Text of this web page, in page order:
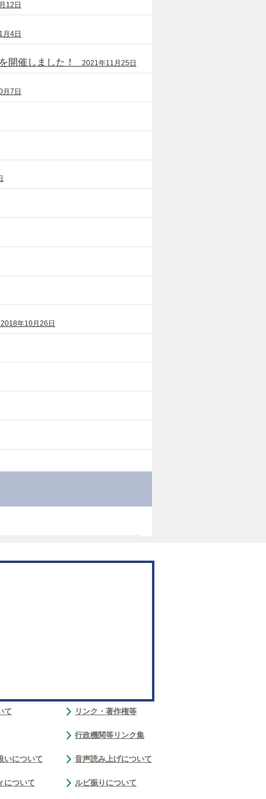
12日
月4日
開催しました！ 2021年11月25日
月7日
2018年10月26日
て
いについて
について
リンク・著作権等
行政機関等リンク集
音声読み上げについて
ルビ振りについて